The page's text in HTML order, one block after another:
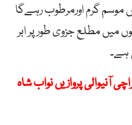
گرم اورمرطوب رہےگا
میں مطلع جزوی طور پر ابر
ہے۔
آنیوالی پروازیں نواب شاہ